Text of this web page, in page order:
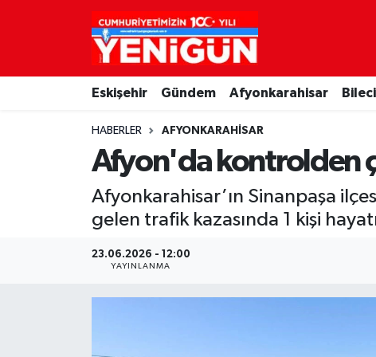
Eskişehir Gündem Afyonkarahisar
HABERLER AFYONKARAHISAR
Afyon'da kontrolden
Afyonkarahisar’ın Sinanpaşa
gelen trafik kazasında 1 kişi
23.06.2026 - 12:00
YAYINLANMA
Nöbetçi Eczaneler
Hava Durumu
Tüm Manşetler
Son Dakika Haberleri